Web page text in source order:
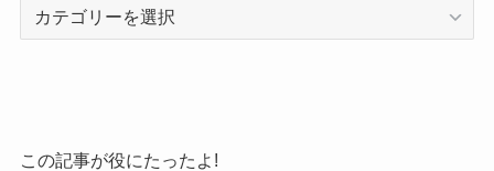
この記事が役にたったよ!